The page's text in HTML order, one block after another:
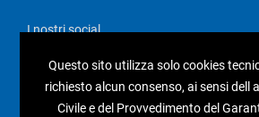
I nostri social
Questo sito utilizza solo cookies
richiesto alcun consenso, ai sensi dell
Civile e del Provvedimento del